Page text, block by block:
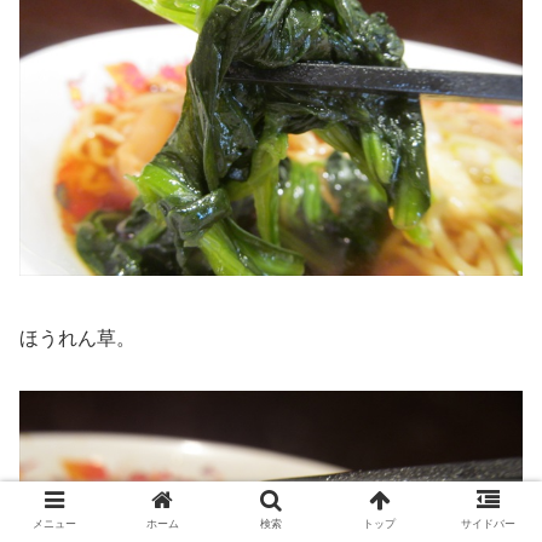
ほうれん草。
メニュー ホーム 検索 トップ サイドバー